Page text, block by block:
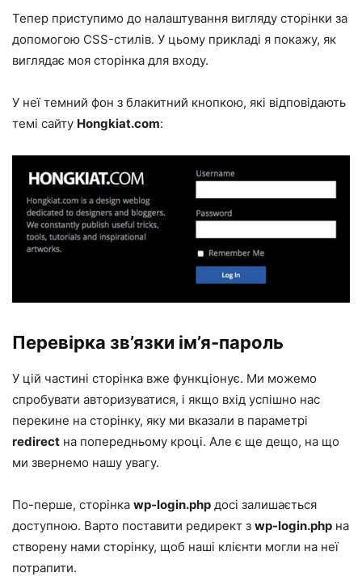
Тепер приступимо до налаштування вигляду сторінки за
допомогою CSS-стилів. У цьому прикладі я покажу, як
виглядає моя сторінка для входу.
У неї темний фон з блакитний кнопкою, які відповідають
темі сайту Hongkiat.com:
Перевірка зв’язки ім’я-пароль
У цій частині сторінка вже функціонує. Ми можемо
спробувати авторизуватися, і якщо вхід успішно нас
перекине на сторінку, яку ми вказали в параметрі
redirect на попередньому кроці. Але є ще дещо, на що
ми звернемо нашу увагу.
По-перше, сторінка wp-login.php досі залишається
доступною. Варто поставити редирект з wp-login.php на
створену нами сторінку, щоб наші клієнти могли на неї
потрапити.